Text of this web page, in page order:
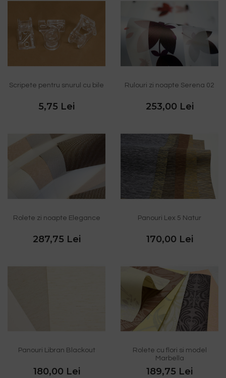
Scripete pentru snurul cu bile
5,75 Lei
Rulouri zi noapte Serena 02
253,00 Lei
Rolete zi noapte Elegance
287,75 Lei
Panouri Lex 5 Natur
170,00 Lei
Panouri Libran Blackout
180,00 Lei
Rolete cu flori si model
Marbella
189,75 Lei